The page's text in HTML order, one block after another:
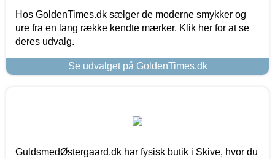
Hos GoldenTimes.dk sælger de moderne smykker og
ure fra en lang række kendte mærker. Klik her for at se
deres udvalg.
Se udvalget på GoldenTimes.dk
GuldsmedØstergaard.dk har fysisk butik i Skive, hvor du